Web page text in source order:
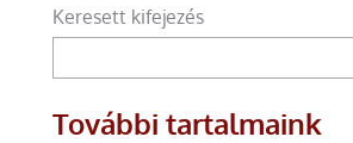
Keresett kifejezés
További tartalmaink